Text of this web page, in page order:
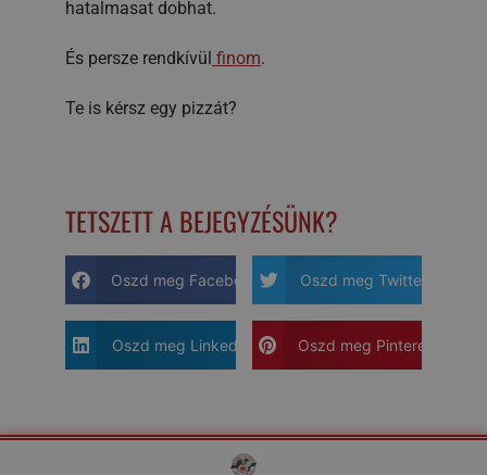
hatalmasat dobhat.
És persze rendkívül finom.
Te is kérsz egy pizzát?
TETSZETT A BEJEGYZÉSÜNK?
Oszd meg Facebook-on Oszd meg Twitter-en
Oszd meg LinkedIN-en Oszd meg Pinterest-en